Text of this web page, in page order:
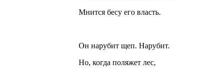
Мнится бесу его власть.
Он нарубит щеп. Нарубит.
Но, когда поляжет лес,